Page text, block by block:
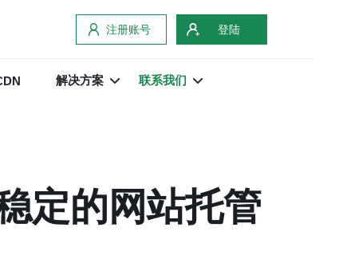
注册账号 登陆
解决方案 联系我们
定的网站托管